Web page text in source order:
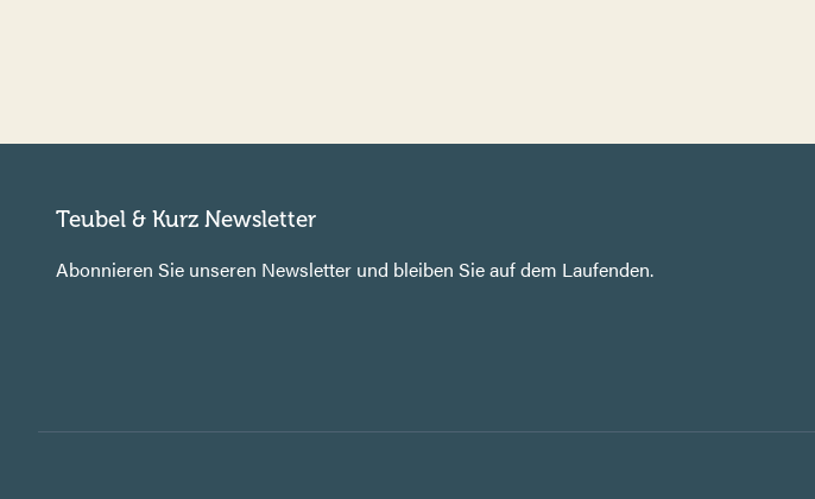
Teubel & Kurz Newsletter
Abonnieren Sie unseren Newsletter und bleiben Sie auf dem Laufenden.